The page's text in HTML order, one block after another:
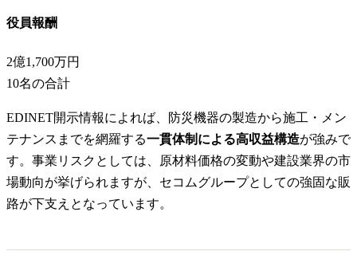
役員報酬
2億1,700万円
10名の合計
EDINET開示情報によれば、防災機器の製造から施工・メン
テナンスまでを網羅する一貫体制による高収益構造が強みで
す。事業リスクとしては、原材料価格の変動や建設業界の市
場動向が挙げられますが、セコムグループとしての強固な販
路が下支えとなっています。